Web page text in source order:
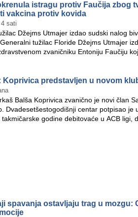
istragu protiv Faučija zbog
vakcina protiv kovida
4 sati
Džejms Utmajer izdao sudski nalog
tužilac Floride Džejms Utmajer
zvaničniku Entoniju Faučiju
Koprivica predstavljen u novom
Balša Koprivica zvanično je novi član
Dvadesetšestogodišnji centar potpisao je
takmičarske godine debitovaće u ACB ligi,
spavanja ostavljaju trag u mozgu: